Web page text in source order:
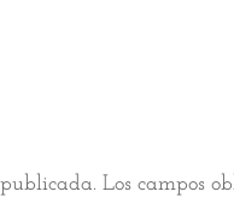
Los campos